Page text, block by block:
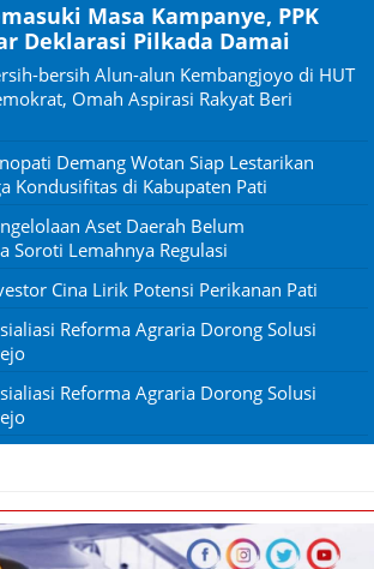
Masa Kampanye, PPK
Deklarasi Pilkada Damai
bersih Alun-alun Kembangjoyo di HUT
Omah Aspirasi Rakyat Beri
Demang Wotan Siap Lestarikan
Kondusifitas di Kabupaten Pati
Aset Daerah Belum
Soroti Lemahnya Regulasi
Cina Lirik Potensi Perikanan Pati
Reforma Agraria Dorong Solusi
Reforma Agraria Dorong Solusi